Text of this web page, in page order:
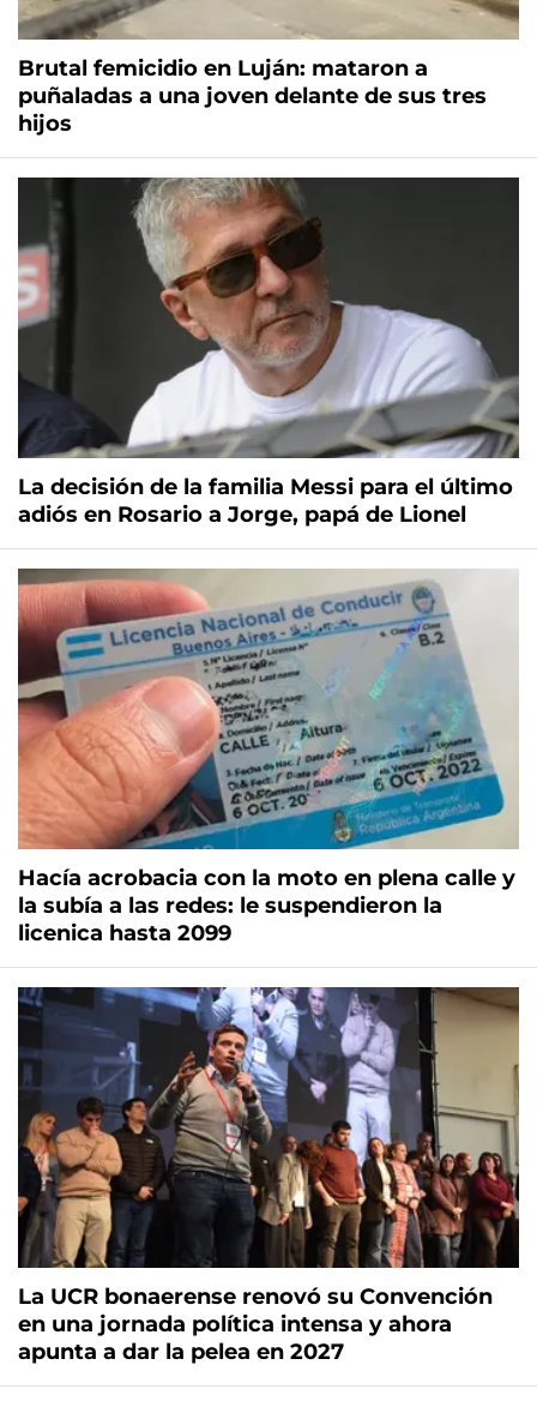
Brutal femicidio en Luján: mataron a
puñaladas a una joven delante de sus tres
hijos
La decisión de la familia Messi para el último
adiós en Rosario a Jorge, papá de Lionel
Hacía acrobacia con la moto en plena calle y
la subía a las redes: le suspendieron la
licenica hasta 2099
La UCR bonaerense renovó su Convención
en una jornada política intensa y ahora
apunta a dar la pelea en 2027